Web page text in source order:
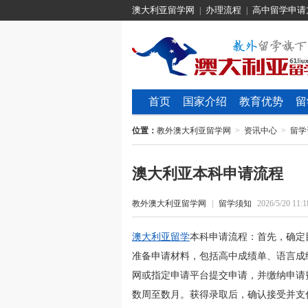
澳大利亚留学网 办理流程 高中留学申请
首页 国家介绍 教育优势
位置： 教外澳大利亚留学网 > 资讯中心 > 留
澳大利亚本科申请流程
教外澳大利亚留学网 留学须知 2026/5/20
澳大利亚留学本科申请流程：首先，确
准备申请材料，包括高中成绩单、语言
网或指定申请平台提交申请，并缴纳申
数周至数月。获得录取后，确认接受并